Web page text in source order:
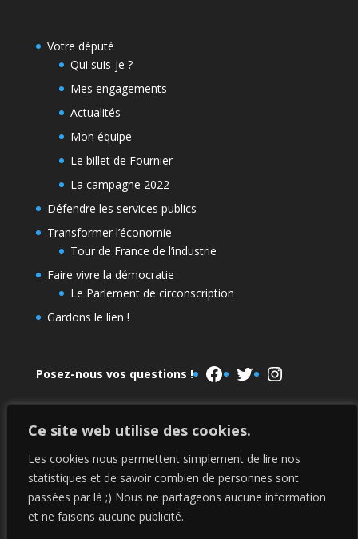
Ce site web utilise des cookies.
Les cookies nous permettent simplement de lire nos
statistiques et de savoir combien de personnes sont
passées par là ;) Nous ne partageons aucune information
et ne faisons aucune publicité.
Votre député
Qui suis-je ?
Mes engagements
Actualités
Mon équipe
Le billet de Fournier
La campagne 2022
Défendre les services publics
Transformer l’économie
Tour de France de l’industrie
Faire vivre la démocratie
Le Parlement de circonscription
Gardons le lien !
Posez-nous vos questions ! Facebook
TwitterInstagram
Le Parlement de la NUPES La campagne 2022
Mentions légales